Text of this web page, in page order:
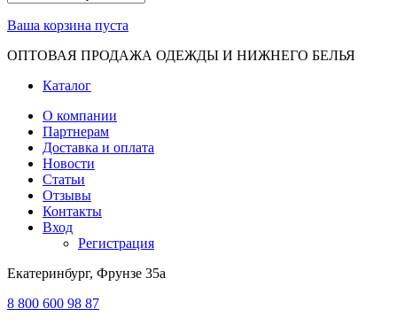
Ваша корзина пуста
ОПТОВАЯ ПРОДАЖА ОДЕЖДЫ И НИЖНЕГО БЕЛЬЯ
Каталог
О компании
Партнерам
Доставка и оплата
Новости
Статьи
Отзывы
Контакты
Вход
Регистрация
Екатеринбург, Фрунзе 35а
8 800 600 98 87